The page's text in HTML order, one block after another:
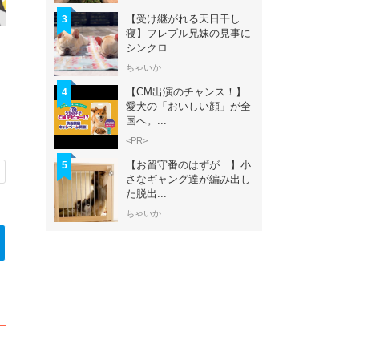
3
【受け継がれる天日干し
寝】フレブル兄妹の見事に
シンクロ...
ちゃいか
4
【CM出演のチャンス！】
愛犬の「おいしい顔」が全
国へ。...
<PR>
5
【お留守番のはずが…】小
さなギャング達が編み出し
た脱出...
ちゃいか